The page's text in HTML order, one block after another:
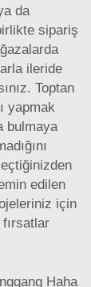
da
sipariş
ileride
Toptan
yapmak
bulmaya
edilen
için
Haha